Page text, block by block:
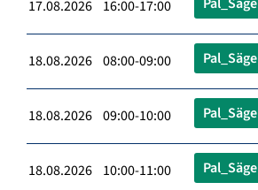
17.08.2026 16:00-17:00
18.08.2026 08:00-09:00 Pal_Säge
18.08.2026 09:00-10:00 Pal_Säge
18.08.2026 10:00-11:00 Pal_Säge